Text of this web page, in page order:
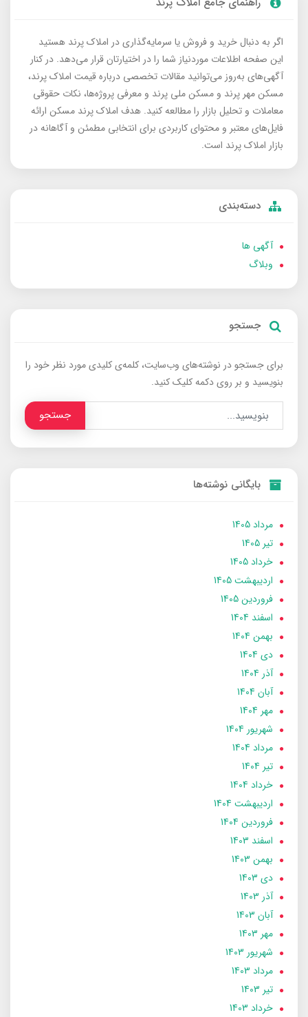
اگر به دنبال خرید و فروش یا سرمایه‌گذاری در املاک پرند هستید
این صفحه اطلاعات موردنیاز شما را در اختیارتان قرار می‌دهد. در کنار
آگهی‌های به‌روز می‌توانید مقالات تخصصی درباره قیمت املاک پرند،
مسکن مهر پرند و مسکن ملی پرند و معرفی پروژه‌ها، نکات حقوقی
معاملات و تحلیل بازار را مطالعه کنید. هدف املاک پرند مسکن ارائه
فایل‌های معتبر و محتوای کاربردی برای انتخابی مطمئن و آگاهانه در
بازار املاک پرند است.
دسته‌بندی
آگهی ها
وبلاگ
جستجو
برای جستجو در نوشته‌های وب‌سایت، کلمه‌ی کلیدی مورد نظر خود را
بنویسید و بر روی دکمه کلیک کنید.
جستجو
بایگانی نوشته‌ها
مرداد 1405
تير 1405
خرداد 1405
ارديبهشت 1405
فروردین 1405
اسفند 1404
بهمن 1404
دی 1404
آذر 1404
آبان 1404
مهر 1404
شهریور 1404
مرداد 1404
تير 1404
خرداد 1404
ارديبهشت 1404
فروردین 1404
اسفند 1403
بهمن 1403
دی 1403
آذر 1403
آبان 1403
مهر 1403
شهریور 1403
مرداد 1403
تير 1403
خرداد 1403